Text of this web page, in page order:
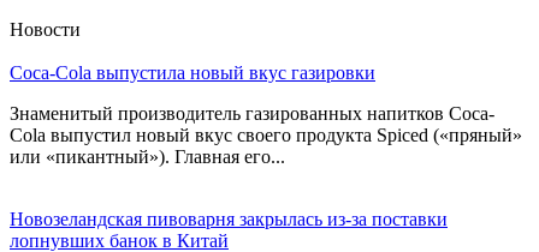
Новости
Coca-Cola выпустила новый вкус газировки
Знаменитый производитель газированных напитков Coca-
Cola выпустил новый вкус своего продукта Spiced («пряный»
или «пикантный»). Главная его...
Новозеландская пивоварня закрылась из-за поставки
лопнувших банок в Китай